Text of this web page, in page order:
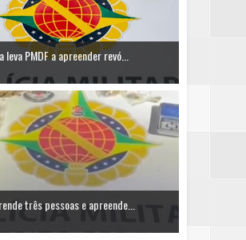
leva PMDF a apreender revó...
três pessoas e apreende...